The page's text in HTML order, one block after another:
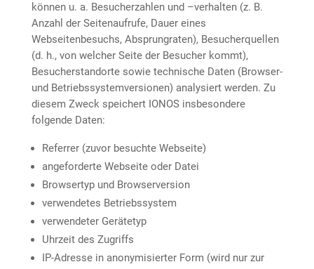
können u. a. Besucherzahlen und –verhalten (z. B.
Anzahl der Seitenaufrufe, Dauer eines
Webseitenbesuchs, Absprungraten), Besucherquellen
(d. h., von welcher Seite der Besucher kommt),
Besucherstandorte sowie technische Daten (Browser-
und Betriebssystemversionen) analysiert werden. Zu
diesem Zweck speichert IONOS insbesondere
folgende Daten:
Referrer (zuvor besuchte Webseite)
angeforderte Webseite oder Datei
Browsertyp und Browserversion
verwendetes Betriebssystem
verwendeter Gerätetyp
Uhrzeit des Zugriffs
IP-Adresse in anonymisierter Form (wird nur zur